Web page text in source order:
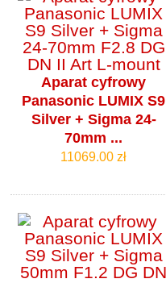
Aparat cyfrowy
Panasonic LUMIX S9
Silver + Sigma 24-
70mm ...
11069.00 zł